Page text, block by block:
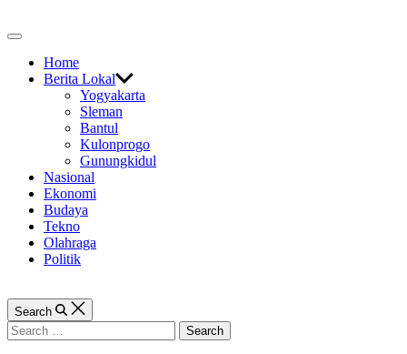
to
Off
CanvasHome
Berita Lokal
Yogyakarta
Sleman
Bantul
Kulonprogo
Gunungkidul
Nasional
Ekonomi
Budaya
Tekno
Olahraga
Politik
Search
Search
for: